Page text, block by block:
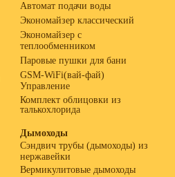
Автомат подачи воды
Экономайзер классический
Экономайзер с
теплообменником
Паровые пушки для бани
GSM-WiFi(вай-фай)
Управление
Комплект облицовки из
талькохлорида
Дымоходы
Сэндвич трубы (дымоходы) из
нержавейки
Вермикулитовые дымоходы